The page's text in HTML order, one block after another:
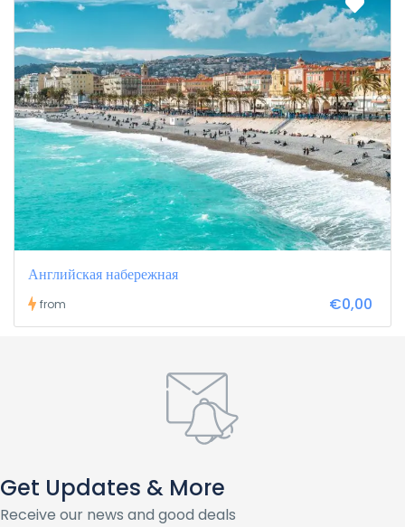
Английская набережная
from €0,00
Get Updates & More
Receive our news and good deals